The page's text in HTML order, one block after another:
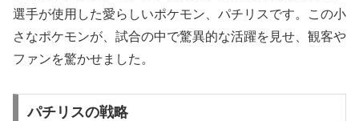
選手が使用した愛らしいポケモン、パチリスです。この小
さなポケモンが、試合の中で驚異的な活躍を見せ、観客や
ファンを驚かせました。
パチリスの戦略